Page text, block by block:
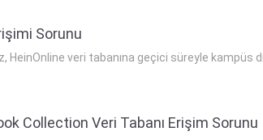
Sorunu
HeinOnline veri tabanına geçici süreyle
Collection Veri Tabanı Erişim Sorunu